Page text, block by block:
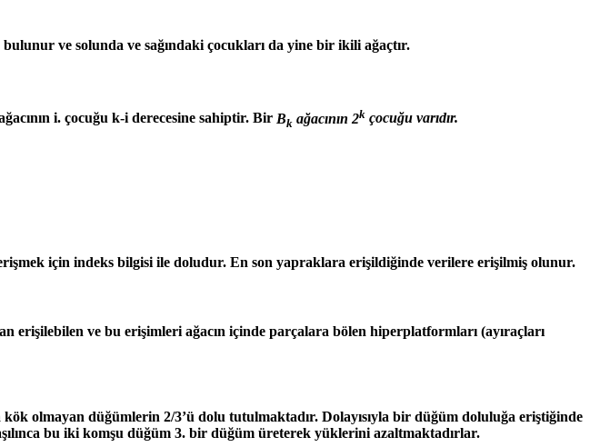
ve solunda ve sağındaki çocukları da yine bir ikili ağaçtır.
i. çocuğu k-i derecesine sahiptir. Bir Bk ağacının 2k çocuğu varıdır.
için indeks bilgisi ile doludur. En son yapraklara erişildiğinde verilere erişilmiş olunur.
erişilebilen ve bu erişimleri ağacın içinde parçalara bölen hiperplatformları (ayıraçları
olmayan düğümlerin 2/3’ü dolu tutulmaktadır. Dolayısıyla bir düğüm doluluğa eriştiğinde
bu iki komşu düğüm 3. bir düğüm üreterek yüklerini azaltmaktadırlar.